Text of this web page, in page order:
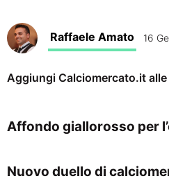
Raffaele Amato 16
Aggiungi Calciomercato.it
Affondo giallorosso per
Nuovo duello di